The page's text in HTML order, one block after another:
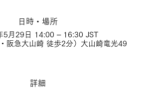
日時・場所
5月29日 14:00 – 16:30 JST
阪急大山崎 徒歩2分）大山崎竜光49
詳細